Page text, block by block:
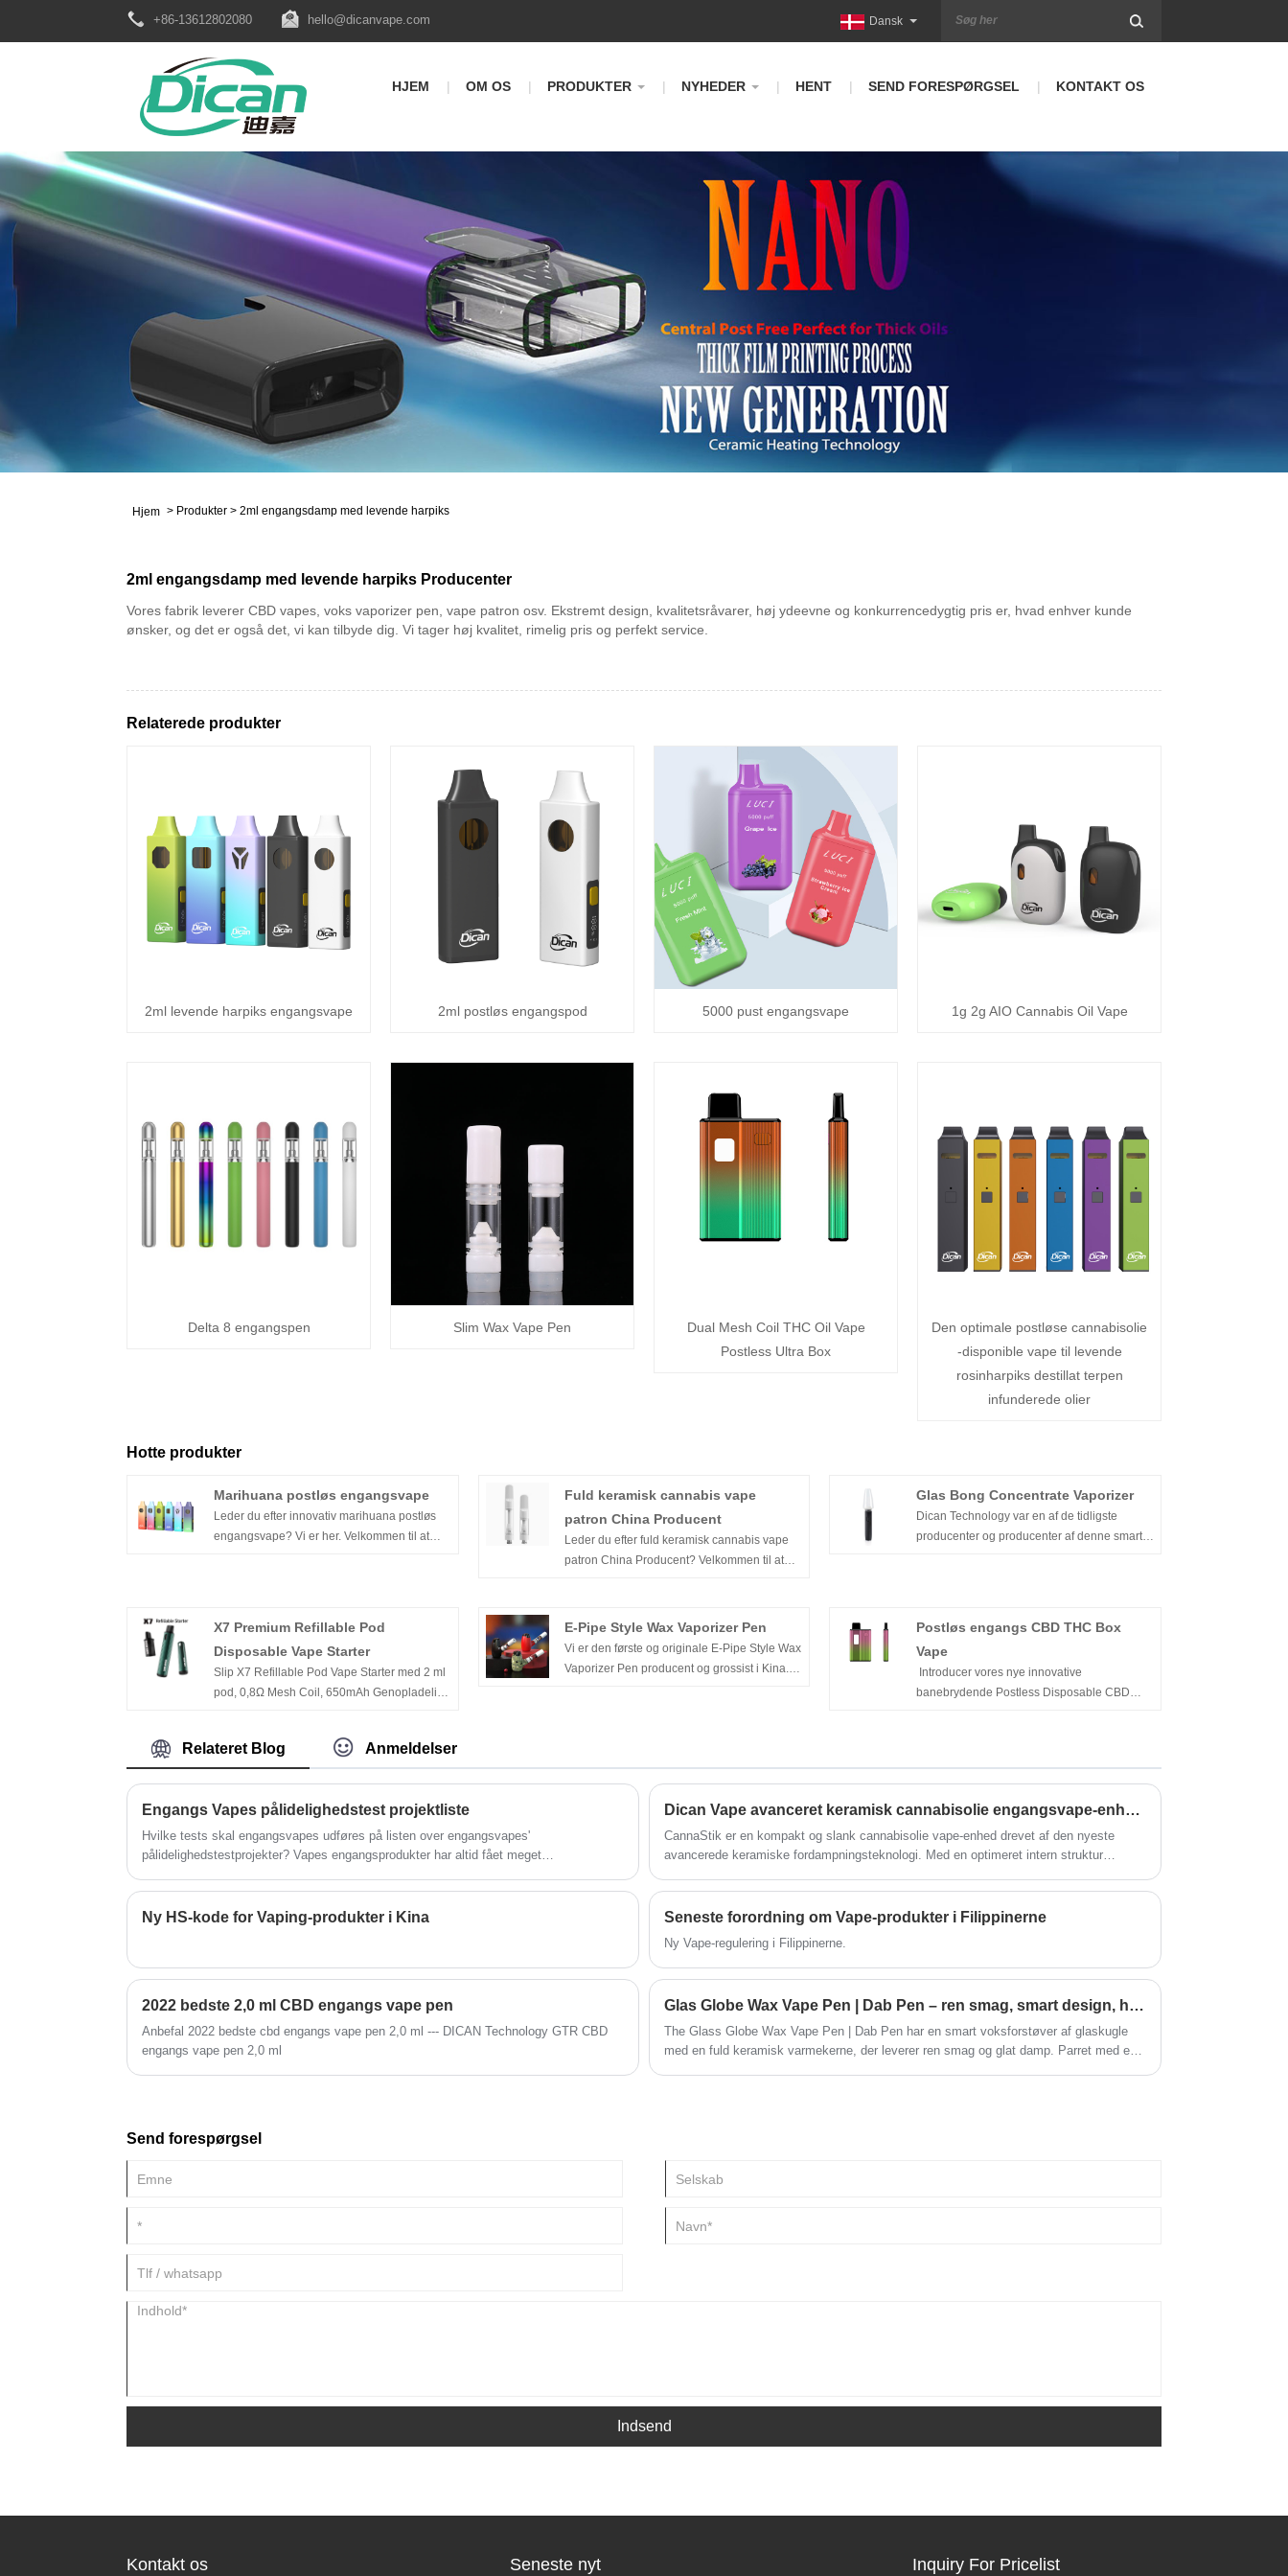
+86-13612802080 hello@dicanvape.com Dansk
HJEM OM OS PRODUKTER NYHEDER HENT SEND FORESPØRGSEL KONTAKT OS
Hjem > Produkter > 2ml engangsdamp med levende harpiks
2ml engangsdamp med levende harpiks Producenter
Vores fabrik leverer CBD vapes, voks vaporizer pen, vape patron osv. Ekstremt design, kvalitetsråvarer, høj ydeevne og konkurrencedygtig pris er, hvad enhver kunde
ønsker, og det er også det, vi kan tilbyde dig. Vi tager høj kvalitet, rimelig pris og perfekt service.
Relaterede produkter
2ml levende harpiks engangsvape 2ml postløs engangspod 5000 pust engangsvape 1g 2g AIO Cannabis Oil Vape
Delta 8 engangspen Slim Wax Vape Pen
Dual Mesh Coil THC Oil Vape
Postless Ultra Box
Den optimale postløse cannabisolie
-disponible vape til levende
rosinharpiks destillat terpen
infunderede olier
Hotte produkter
Marihuana postløs engangsvape
Leder du efter innovativ marihuana postløs
engangsvape? Vi er her. Velkommen til at
spændingsvariabel funktion, som giver dig en
top-tier marihuanaolie-vaping-oplevelse.
Fuld keramisk cannabis vape
patron China Producent
Leder du efter fuld keramisk cannabis vape
patron China Producent? Velkommen til at
over et årti. Vi er dedikeret til banebrydende
keramisk opvarmningsteknologi og bringer
cannabisolie-vapingoplevelsen til et næste
Glas Bong Concentrate Vaporizer
Dican Technology var en af ​​de tidligste
producenter og producenter af denne smarte
ekstraktioner. Kontakt os frit for ingen uanset
lille ordre eller stor ordre, vi vil tjene med
hjerte og sjæl!
X7 Premium Refillable Pod
Disposable Vape Starter
Slip X7 Refillable Pod Vape Starter med 2 ml
pod, 0,8Ω Mesh Coil, 650mAh Genopladeligt
E-Pipe Style Wax Vaporizer Pen
Vi er den første og originale E-Pipe Style Wax
Vaporizer Pen producent og grossist i Kina.
performance.Enhver interesse, er du
velkommen til at kontakte os for den bedste
Postløs engangs CBD THC Box
Vape
Introducer vores nye innovative
banebrydende Postless Disposable CBD
vapingoplevelse til nye højder.
Relateret Blog Anmeldelser
Engangs Vapes pålidelighedstest projektliste
Hvilke tests skal engangsvapes udføres på listen over engangsvapes'
pålidelighedstestprojekter? Vapes engangsprodukter har altid fået meget
engangsprodukter skal ikke kun testes én efter én i alle aspekter af udvælgelse af
råvarer, brug af additiver og procesplanlægning. Flere testeksperimenter for at
Dican Vape avanceret keramisk cannabisolie engangsvape-enhed – ingen tilstopning, ren smag, konsekvent ydeevne
CannaStik er en kompakt og slank cannabisolie vape-enhed drevet af den nyeste
avancerede keramiske fordampningsteknologi. Med en optimeret intern struktur
inkonsekvent ydeevne. Designet til fremragende kompatibilitet med forskellige
cannabisolier og viskositeter, den leverer ren smag, glat damp og ensartet output fra
oplevelse.
Ny HS-kode for Vaping-produkter i Kina Seneste forordning om Vape-produkter i Filippinerne
Ny Vape-regulering i Filippinerne.
2022 bedste 2,0 ml CBD engangs vape pen
Anbefal 2022 bedste cbd engangs vape pen 2,0 ml --- DICAN Technology GTR CBD
engangs vape pen 2,0 ml
Glas Globe Wax Vape Pen | Dab Pen – ren smag, smart design, hverdagskomfort
The Glass Globe Wax Vape Pen | Dab Pen har en smart voksforstøver af glaskugle
med en fuld keramisk varmekerne, der leverer ren smag og glat damp. Parret med et
Send forespørgsel
Indsend
Kontakt os Seneste nyt Inquiry For Pricelist